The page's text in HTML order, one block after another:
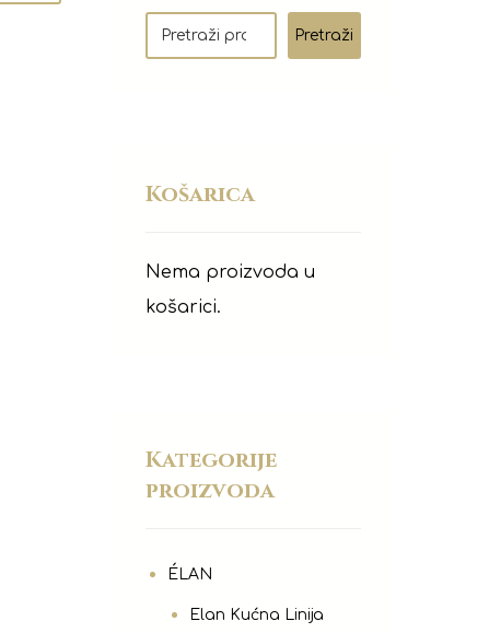
Pretraži
Košarica
Nema proizvoda u
košarici.
Kategorije
proizvoda
ÉLAN
Elan Kućna Linija